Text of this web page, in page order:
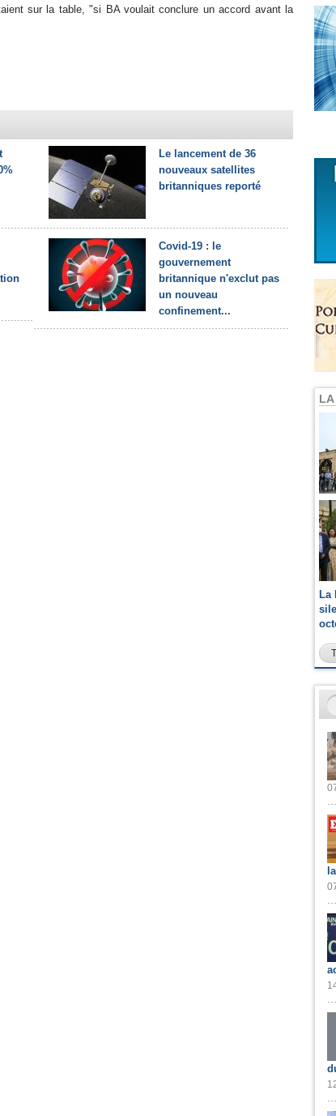
sur la table, "si BA voulait conclure un accord avant la
Le lancement de 36
nouveaux satellites
britanniques reporté
Covid-19 : le
gouvernement
britannique n'exclut pas
un nouveau
confinement...
LA
La